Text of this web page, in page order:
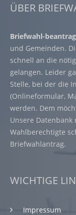
ÜBER
Briefwahl-
und Gemeinden.
schnell an die
gelangen. Leider
Stelle, bei der die
(Onlineformular,
werden. Dem
Unsere
Wahlberechtigte
Briefwahlantrag.
WICHTIGE
Impressum